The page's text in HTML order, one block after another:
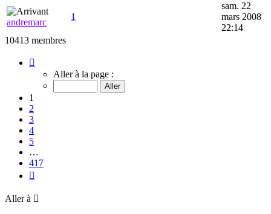
andremarc
1
sam. 22
mars 2008
22:14
10413 membres
sur
Aller à la page :
1
2
3
4
5
…
417
Aller à